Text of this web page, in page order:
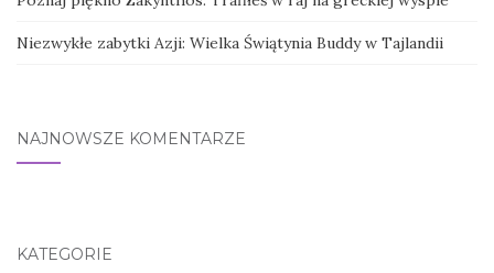
Niezwykłe zabytki Azji: Wielka Świątynia Buddy w Tajlandii
NAJNOWSZE KOMENTARZE
KATEGORIE